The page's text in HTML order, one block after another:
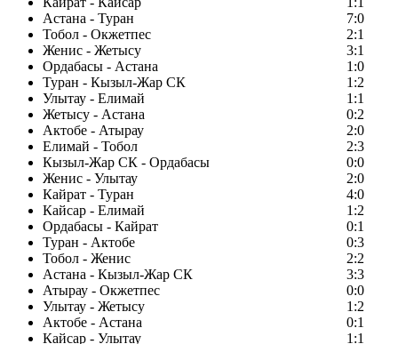
Астана - Туран
7:0
Тобол - Окжетпес
2:1
Женис - Жетысу
3:1
Ордабасы - Астана
1:0
Туран - Кызыл-Жар СК
1:2
Улытау - Елимай
1:1
Жетысу - Астана
0:2
Актобе - Атырау
2:0
Елимай - Тобол
2:3
Кызыл-Жар СК - Ордабасы
0:0
Женис - Улытау
2:0
Кайрат - Туран
4:0
Кайсар - Елимай
1:2
Ордабасы - Кайрат
0:1
Туран - Актобе
0:3
Тобол - Женис
2:2
Астана - Кызыл-Жар СК
3:3
Атырау - Окжетпес
0:0
Улытау - Жетысу
1:2
Актобе - Астана
0:1
Кайсар - Улытау
1:1